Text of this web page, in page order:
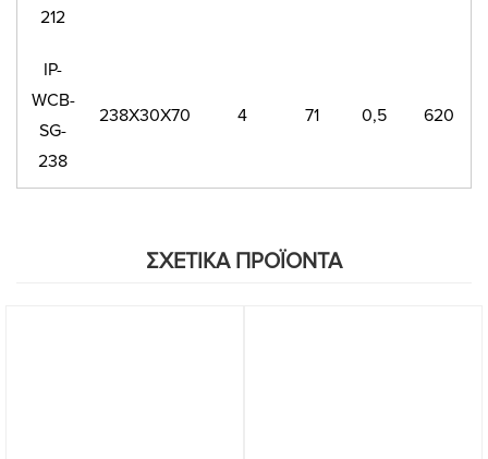
212
IP-
WCB-
SG-
238
238X30X70 4 71 0,5 620
ΣΧΕΤΙΚΑ ΠΡΟΪΟΝΤΑ